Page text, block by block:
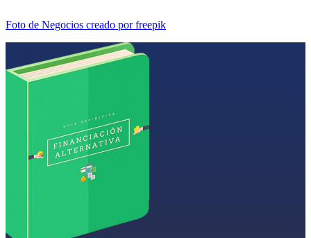
Foto de Negocios creado por freepik